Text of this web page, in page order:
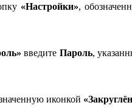
«Настройки»,
введите Пароль,
иконкой